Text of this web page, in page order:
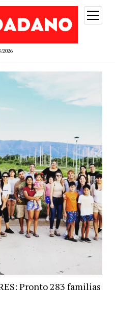
2026
abrir
menú
Pronto 283 familias